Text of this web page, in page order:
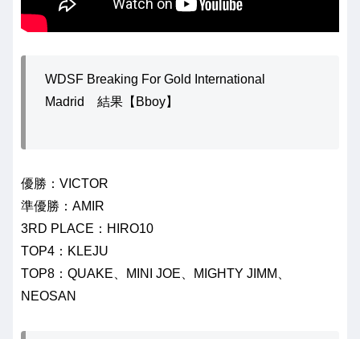
WDSF Breaking For Gold International
Madrid 結果【Bboy】
優勝：VICTOR
準優勝：AMIR
3RD PLACE：HIRO10
TOP4：KLEJU
TOP8：QUAKE、MINI JOE、MIGHTY JIMM、
NEOSAN